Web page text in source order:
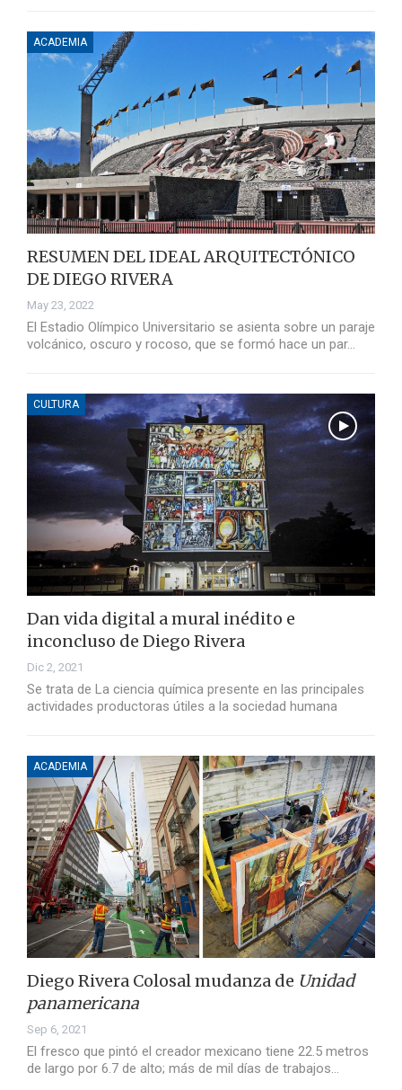
ACADEMIA
RESUMEN DEL IDEAL ARQUITECTÓNICO
DE DIEGO RIVERA
May 23, 2022
El Estadio Olímpico Universitario se asienta sobre un paraje
volcánico, oscuro y rocoso, que se formó hace un par…
CULTURA
Dan vida digital a mural inédito e
inconcluso de Diego Rivera
Dic 2, 2021
Se trata de La ciencia química presente en las principales
actividades productoras útiles a la sociedad humana
ACADEMIA
Diego Rivera Colosal mudanza de Unidad
panamericana
Sep 6, 2021
El fresco que pintó el creador mexicano tiene 22.5 metros
de largo por 6.7 de alto; más de mil días de trabajos…